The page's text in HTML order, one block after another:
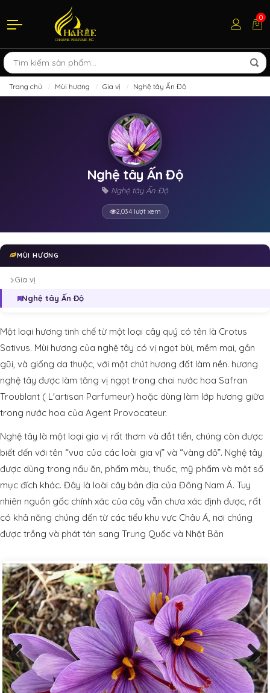
0
Trang chủ Mùi hương Gia vị Nghệ tây Ấn Độ
Nghệ tây Ấn Độ
Nghệ tây Ấn Độ
2,034 lượt xem
MÙI HƯƠNG
Gia vị
Nghệ tây Ấn Độ
Một loại hương tinh chế từ một loại cây quý có tên là Crotus
Sativus. Mùi hương của nghệ tây có vị ngọt bùi, mềm mại, gần
gũi, và giống da thuộc, với một chút hương đất làm nền. hương
nghệ tây được làm tăng vị ngọt trong chai nước hoa Safran
Troublant ( L'artisan Parfumeur) hoặc dùng làm lớp hương giữa
trong nước hoa của Agent Provocateur.
Nghệ tây là một loại gia vị rất thơm và đắt tiền, chúng còn được
biết đến với tên “vua của các loài gia vị” và “vàng đỏ”. Nghệ tây
được dùng trong nấu ăn, phẩm màu, thuốc, mỹ phẩm và một số
mục đích khác. Đây là loài cây bản địa của Đông Nam Á. Tuy
nhiên nguồn gốc chính xác của cây vẫn chưa xác định được, rất
có khả năng chúng đến từ các tiểu khu vực Châu Á, nơi chúng
được trồng và phát tán sang Trung Quốc và Nhật Bản
Previous Next